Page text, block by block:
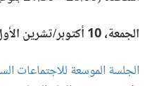
الجمعة، 10 أكتوبر/تشرين الأول
الجلسة الموسعة للاجتماعات